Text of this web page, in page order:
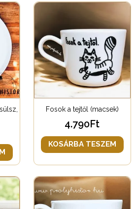
Fosok a tejtől (macsek)
4.790Ft
KOSÁRBA TESZEM